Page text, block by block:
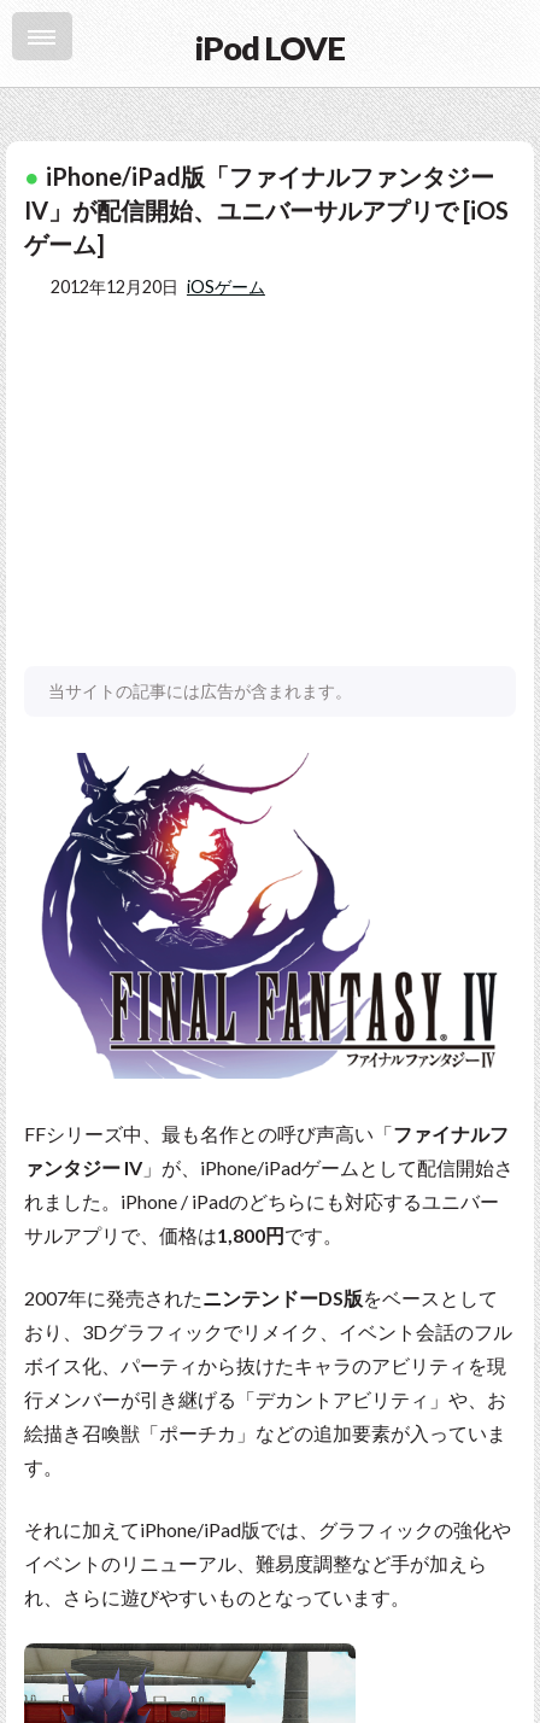
iPod LOVE
iPhone/iPad版「ファイナルファンタジー
IV」が配信開始、ユニバーサルアプリで [iOS
ゲーム]
2012年12月20日 iOSゲーム
当サイトの記事には広告が含まれます。
FFシリーズ中、最も名作との呼び声高い「ファイナルフ
ァンタジー IV」が、iPhone/iPadゲームとして配信開始さ
れました。iPhone / iPadのどちらにも対応するユニバー
サルアプリで、価格は1,800円 です。
2007年に発売されたニンテンドーDS版をベースとして
おり、3Dグラフィックでリメイク、イベント会話のフル
ボイス化、パーティから抜けたキャラのアビリティを現
行メンバーが引き継げる「デカントアビリティ」や、お
絵描き召喚獣「ポーチカ」などの追加要素が入っていま
す。
それに加えてiPhone/iPad版では、グラフィックの強化や
イベントのリニューアル、難易度調整など手が加えら
れ、さらに遊びやすいものとなっています。